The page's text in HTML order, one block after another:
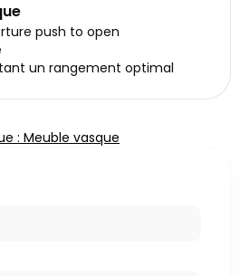
push to open
un rangement optimal
: Meuble vasque